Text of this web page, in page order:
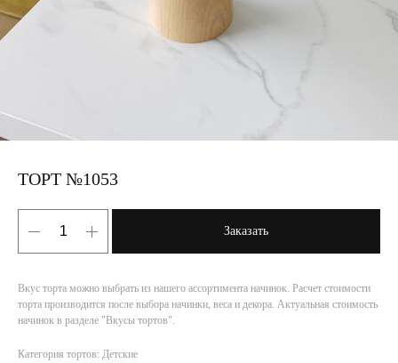
ТОРТ №1053
Заказать
Вкус торта можно выбрать из нашего ассортимента начинок. Расчет стоимости
торта производится после выбора начинки, веса и декора. Актуальная стоимость
начинок в разделе "Вкусы тортов".
Категория тортов: Детские